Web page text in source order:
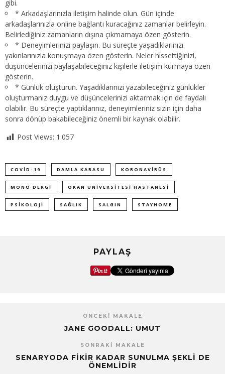
gibi.
* Arkadaşlarınızla iletişim halinde olun. Gün içinde
arkadaşlarınızla online bağlantı kuracağınız zamanlar belirleyin.
Belirlediğiniz zamanların dışına çıkmamaya özen gösterin.
* Deneyimlerinizi paylaşın. Bu süreçte yaşadıklarınızı
yakınlarınızla konuşmaya özen gösterin. Neler hissettiğinizi,
düşüncelerinizi paylaşabileceğiniz kişilerle iletişim kurmaya özen
gösterin.
* Günlük oluşturun. Yaşadıklarınızı yazabileceğiniz günlükler
oluşturmanız duygu ve düşüncelerinizi aktarmak için de faydalı
olabilir. Bu süreçte yaptıklarınız, deneyimleriniz sizin için daha
sonra dönüp bakabileceğiniz önemli bir kaynak olabilir.
Post Views: 1.057
COVID-19 DAMLA KARASU KORONAVIRÜS
MONO DERGİ OKAN ÜNIVERSITESI HASTANESI
PSIKOLOJI SAĞLIK SALGIN STAYHOME
PAYLAŞ
ÖNCEKI MAKALE
JANE GOODALL: UMUT
SONRAKI MAKALE
SENARYODA FIKIR KADAR SUNULMA ŞEKLI DE
ÖNEMLIDIR